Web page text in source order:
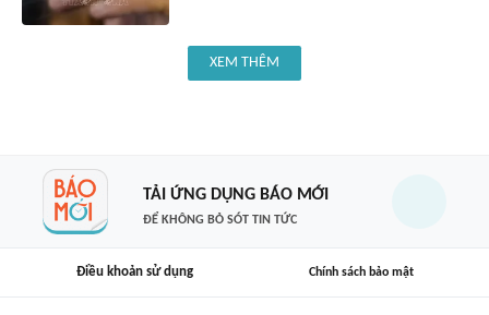
XEM THÊM
TẢI ỨNG DỤNG BÁO MỚI
ĐỂ KHÔNG BỎ SÓT TIN TỨC
Điều khoản sử dụng Chính sách bảo mật